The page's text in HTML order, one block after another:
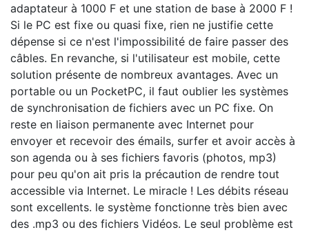
adaptateur à 1000 F et une station de base à 2000 F !
Si le PC est fixe ou quasi fixe, rien ne justifie cette
dépense si ce n'est l'impossibilité de faire passer des
câbles. En revanche, si l'utilisateur est mobile, cette
solution présente de nombreux avantages. Avec un
portable ou un PocketPC, il faut oublier les systèmes
de synchronisation de fichiers avec un PC fixe. On
reste en liaison permanente avec Internet pour
envoyer et recevoir des émails, surfer et avoir accès à
son agenda ou à ses fichiers favoris (photos, mp3)
pour peu qu'on ait pris la précaution de rendre tout
accessible via Internet. Le miracle ! Les débits réseau
sont excellents. le système fonctionne très bien avec
des .mp3 ou des fichiers Vidéos. Le seul problème est